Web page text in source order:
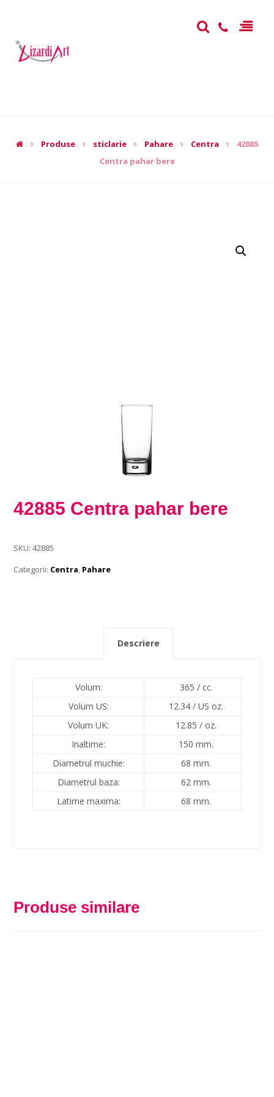
Produse sticlarie Pahare Centra
42885
Centra pahar bere
42885 Centra pahar bere
SKU:42885
Categorii: Centra, Pahare
Descriere
Volum: 365 / cc.
Volum US:
12.34 /US oz.
Volum UK:
12.85 / oz.
Inaltime:
150 mm.
Diametrul muchie:
68 mm.
Diametrul baza:
62 mm.
Latime maxima:
68 mm.
Produse similare